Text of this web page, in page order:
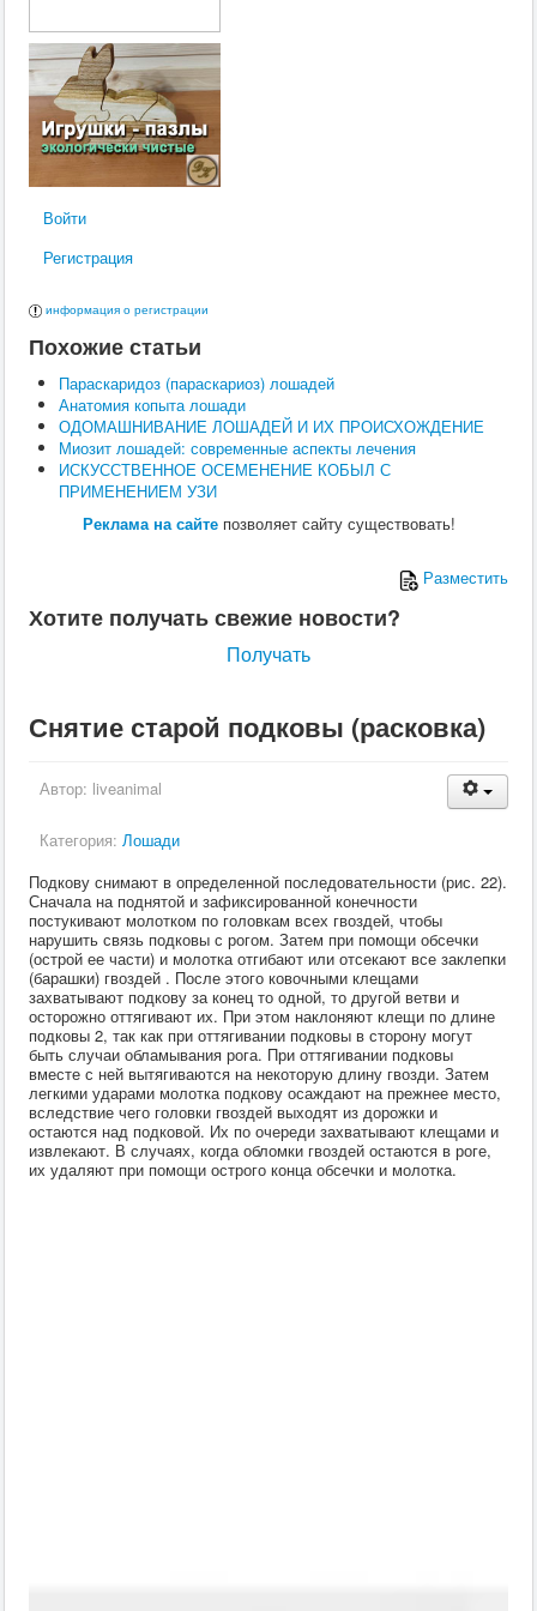
Препараты
Анатомия и физиология
Воспроизводство
Поведение
Кормление
Кошки
Ветеринария
Хирургия
Кормление
Воспроизводство
Птицы
Ветеринария
Анатомия и физиология
Разведение
Воспроизводство
Рыбы
Выращивание
Ветеринария
Кормление
Ветеринария
Ветеринария
Крс
Лошадей
Свиньи
Кошки
Птицы
Рыбы
Кролики
Пушные
Пчелы
Экзотические животные
Заразные заболевания
Инвазионные болезни
Инфекционные заболевания
Терапия
Гинекология
Диагностика
Хирургия
Войти
Регистрация
информация о регистрации
Похожие статьи
Параскаридоз (параскариоз) лошадей
Анатомия копыта лошади
ОДОМАШНИВАНИЕ ЛОШАДЕЙ И ИХ ПРОИСХОЖДЕНИЕ
Миозит лошадей: современные аспекты лечения
ИСКУССТВЕННОЕ ОСЕМЕНЕНИЕ КОБЫЛ С
ПРИМЕНЕНИЕМ УЗИ
Реклама на сайтепозволяет сайту существовать!
Разместить
Хотите получать свежие новости?
Получать
Снятие старой подковы (расковка)
Автор: liveanimal
Категория: Лошади
Подкову снимают в определенной последовательности (рис. 22).
Сначала на поднятой и зафиксированной конечности
постукивают молотком по головкам всех гвоздей, чтобы
нарушить связь подковы с рогом. Затем при помощи обсечки
(острой ее части) и молотка отгибают или отсекают все заклепки
(барашки) гвоздей . После этого ковочными клещами
захватывают подкову за конец то одной, то другой ветви и
осторожно оттягивают их. При этом наклоняют клещи по длине
подковы 2, так как при оттягивании подковы в сторону могут
быть случаи обламывания рога. При оттягивании подковы
вместе с ней вытягиваются на некоторую длину гвозди. Затем
легкими ударами молотка подкову осаждают на прежнее место,
вследствие чего головки гвоздей выходят из дорожки и
остаются над подковой. Их по очереди захватывают клещами и
извлекают. В случаях, когда обломки гвоздей остаются в роге,
их удаляют при помощи острого конца обсечки и молотка.